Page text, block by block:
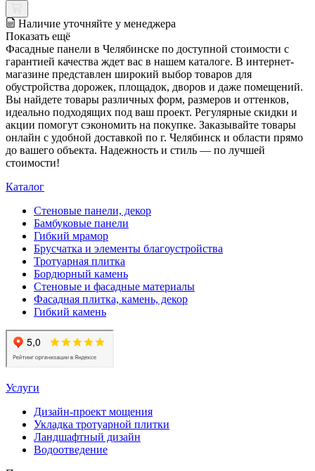
Наличие уточняйте у менеджера
Показать ещё
Фасадные панели в Челябинске по доступной стоимости с
гарантией качества ждет вас в нашем каталоге. В интернет-
магазине представлен широкий выбор товаров для
обустройства дорожек, площадок, дворов и даже помещений.
Вы найдете товары различных форм, размеров и оттенков,
идеально подходящих под ваш проект. Регулярные скидки и
акции помогут сэкономить на покупке. Заказывайте товары
онлайн с удобной доставкой по г. Челябинск и области прямо
до вашего объекта. Надежность и стиль — по лучшей
стоимости!
Каталог
Стеновые панели, декор
Бамбуковые панели
Гибкий мрамор
Брусчатка и элементы благоустройства
Тротуарная плитка
Бордюрный камень
Стеновые и фасадные материалы
Фасадная плитка, камень, декор
Гибкий камень
Услуги
Дизайн-проект мощения
Укладка тротуарной плитки
Ландшафтный дизайн
Водоотведение